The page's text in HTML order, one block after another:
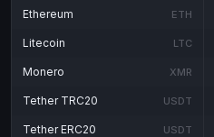
Ethereum ETH
Litecoin LTC
Monero XMR
Tether TRC20 USDT
Tether ERC20 USDT